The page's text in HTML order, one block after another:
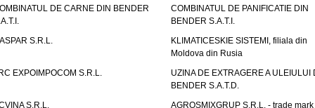
DE CARNE DIN BENDER
COMBINATUL DE PANIFICATIE DIN
BENDER S.A.T.I.
S.R.L.
KLIMATICESKIE SISTEMI, filiala din
Moldova din Rusia
EXPOIMPOCOM S.R.L.
UZINA DE EXTRAGERE A ULEIULUI
BENDER S.A.T.D.
S.R.L.
AGROSMIXGRUP S.R.L. - trade mark